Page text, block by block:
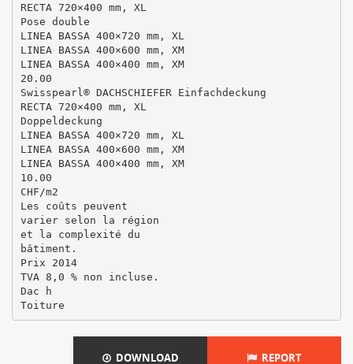
RECTA 720×400 mm, XL
Pose double
LINEA BASSA 400×720 mm, XL
LINEA BASSA 400×600 mm, XM
LINEA BASSA 400×400 mm, XM
20.00
Swisspearl® DACHSCHIEFER Einfachdeckung
RECTA 720×400 mm, XL
Doppeldeckung
LINEA BASSA 400×720 mm, XL
LINEA BASSA 400×600 mm, XM
LINEA BASSA 400×400 mm, XM
10.00
CHF/m2
Les coûts peuvent
varier selon la région
et la complexité du
bâtiment.
Prix 2014
TVA 8,0 % non incluse.
Dac h
DOWNLOAD REPORT